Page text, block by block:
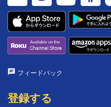
フィードバック
登録する